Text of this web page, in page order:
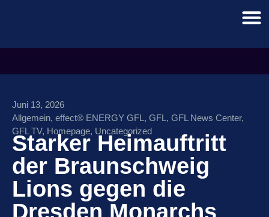
Juni 13, 2026
Allgemein, effect® ENERGY GFL , GFL , GFL News Center,
GFL TV, Homepage, Uncategorized
Starker Heimauftritt
der Braunschweig
Lions gegen die
Dresden Monarchs